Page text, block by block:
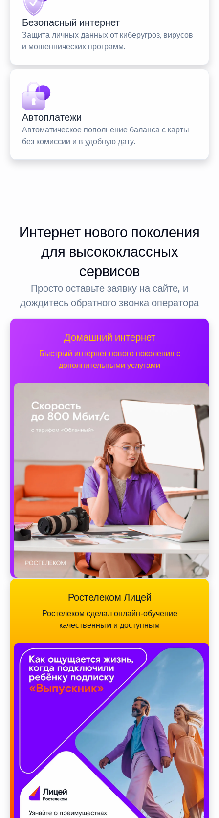
Безопасный интернет
Защита личных данных от киберугроз, вирусов
и мошеннических программ.
Автоплатежи
Автоматическое пополнение баланса с карты
без комиссии и в удобную дату.
Интернет нового поколения
для высококлассных
сервисов
Просто оставьте заявку на сайте, и
дождитесь обратного звонка оператора
Домашний интернет
Быстрый интернет нового поколения с
дополнительными услугами
Ростелеком Лицей
Ростелеком сделал онлайн-обучение
качественным и доступным